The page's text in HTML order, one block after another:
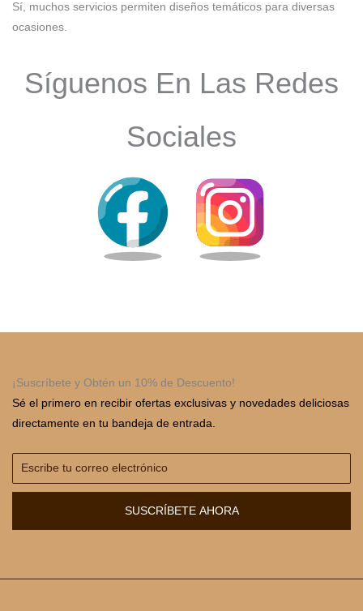
Sí, muchos servicios permiten diseños temáticos para diversas
ocasiones.
Síguenos En Las Redes
Sociales
¡Suscríbete y Obtén un 10% de Descuento!
Sé el primero en recibir ofertas exclusivas y novedades deliciosas
directamente en tu bandeja de entrada.
SUSCRÍBETE AHORA